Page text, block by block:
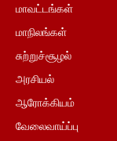
மாவட்டங்கள்
மாநிலங்கள்
சுற்றுச்சூழல்
அரசியல்
ஆரோக்கியம்
வேலைவாய்ப்பு